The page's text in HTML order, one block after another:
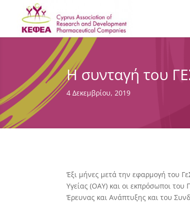
H συνταγή του
4 Δεκεμβρίου, 2019
Έξι μήνες μετά την εφαρμογή του
Υγείας (ΟΑΥ) και οι εκπρόσωποι
Έρευνας και Ανάπτυξης και του